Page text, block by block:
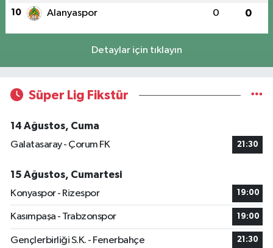
10 Alanyaspor 0 0
Detaylar için tıklayın
Süper Lig Fikstür
14 Ağustos, Cuma
Galatasaray - Çorum FK
21:30
15 Ağustos, Cumartesi
Konyaspor - Rizespor
19:00
Kasımpaşa - Trabzonspor 19:00
Gençlerbirliği S.K. - Fenerbahçe 21:30